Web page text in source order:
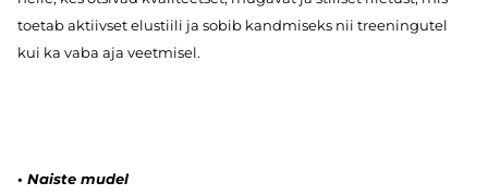
toetab aktiivset elustiili ja sobib kandmiseks nii treeningutel
kui ka vaba aja veetmisel.
• Naiste mudel